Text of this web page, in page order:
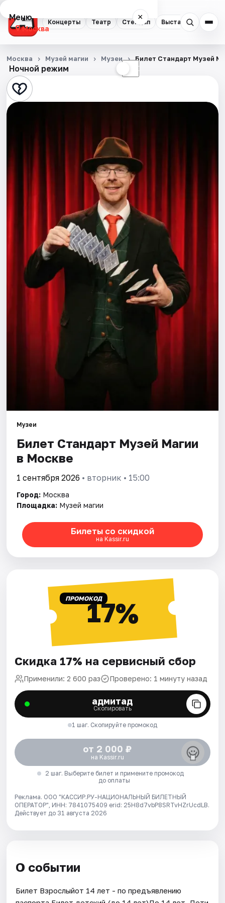
Концерты Театр Стендап Выставки
Меню ×
Москва
Концерты
Театр
Стендап
Города
Ночной режим ☾
Москва Музей магии Музеи Билет Стандарт Музей
Музеи
Билет Стандарт Музей Магии
в Москве
1 сентября 2026 • вторник • 15:00
Город: Москва
Площадка: Музей магии
Билеты со скидкой
на Kassir.ru
ПРОМОКОД17%
Скидка 17% на сервисный сбор
Применили: 2 600 раз Проверено: 1 минуту назад
адмитад
Скопировать
1 шаг. Скопируйте промокод
от 2 000 ₽
на Kassir.ru
2 шаг. Выберите билет и примените промокод
до оплаты
Реклама. ООО "КАССИР.РУ-НАЦИОНАЛЬНЫЙ БИЛЕТНЫЙ
ОПЕРАТОР", ИНН: 7841075409 erid: 25H8d7vbP8SRTvHZrUcdLB.
Действует до 31 августа 2026
О событии
Билет Взрослыйот 14 лет - по предъявлению